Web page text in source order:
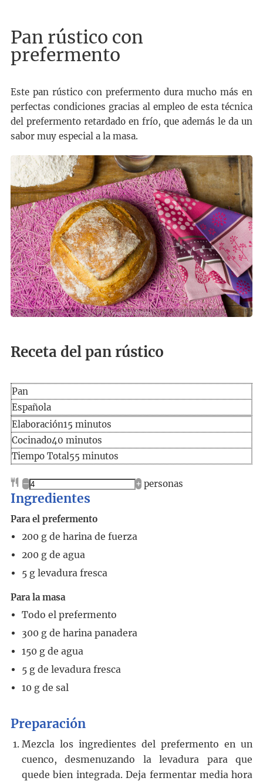
Pan rústico con
prefermento
Este pan rústico con prefermento dura mucho más en
perfectas condiciones gracias al empleo de esta técnica
del prefermento retardado en frío, que además le da un
sabor muy especial a la masa.
Receta del pan rústico
Pan
Española
Elaboración
Elaboración15minutos
minutos
Cocinado
Cocinado40minutos
minutos
Tiempo
Tiempo Total55minutos
minutos
– + personas
Ingredientes
Para el prefermento
200 g de harina de fuerza
200 g de agua
5 g levadura fresca
Para la masa
Todo el prefermento
300 g de harina panadera
150 g de agua
5 g de levadura fresca
10 g de sal
Preparación
Mezcla los ingredientes del prefermento en un
cuenco, desmenuzando la levadura para que
quede bien integrada. Deja fermentar media hora